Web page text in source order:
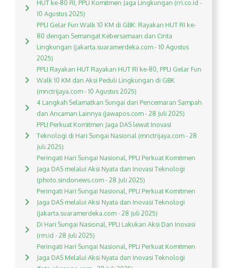
HUT ke-80 RI, PPLI Komitmen Jaga Lingkungan (rri.co.id -
10 Agustus 2025)
PPLI Gelar Fun Walk 10 KM di GBK: Rayakan HUT RI ke-
80 dengan Semangat Kebersamaan dan Cinta
Lingkungan (jakarta.suaramerdeka.com - 10 Agustus
2025)
PPLI Rayakan HUT Rayakan HUT RI ke-80, PPLI Gelar Fun
Walk 10 KM dan Aksi Peduli Lingkungan di GBK
(mnctrijaya.com - 10 Agustus 2025)
4 Langkah Selamatkan Sungai dari Pencemaran Sampah
dan Ancaman Lainnya (jawapos.com - 28 Juli 2025)
PPLI Perkuat Komitmen Jaga DAS lewat Inovasi
Teknologi di Hari Sungai Nasional (mnctrijaya.com - 28
Juli 2025)
Peringati Hari Sungai Nasional, PPLI Perkuat Komitmen
Jaga DAS melalui Aksi Nyata dan Inovasi Teknologi
(photo.sindonews.com - 28 Juli 2025)
Peringati Hari Sungai Nasional, PPLI Perkuat Komitmen
Jaga DAS melalui Aksi Nyata dan Inovasi Teknologi
(jakarta.suaramerdeka.com - 28 Juli 2025)
Di Hari Sungai Nasional, PPLI Lakukan Aksi Dan Inovasi
(rm.id - 28 Juli 2025)
Peringati Hari Sungai Nasional, PPLI Perkuat Komitmen
Jaga DAS Melalui Aksi Nyata dan Inovasi Teknologi